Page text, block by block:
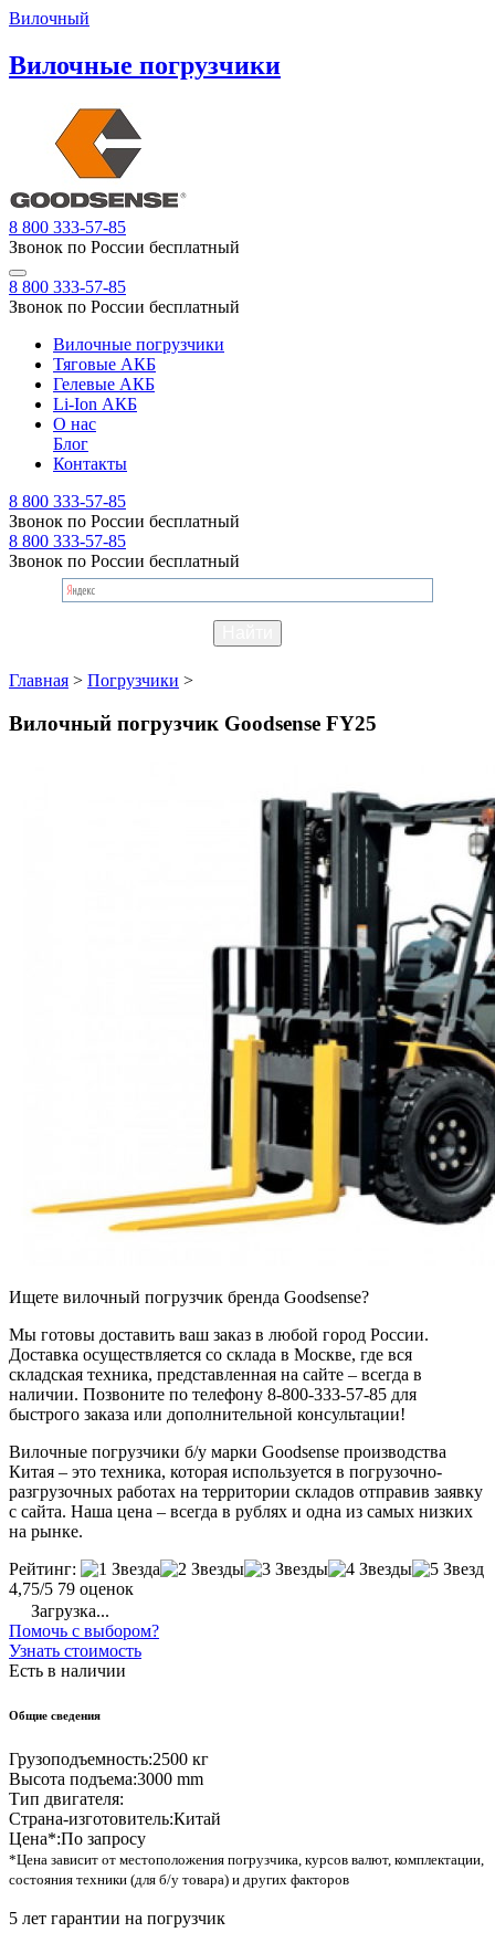
Вилочный
Вилочные погрузчики
8 800 333-57-85
Звонок по России бесплатный
8 800 333-57-85
Звонок по России бесплатный
Вилочные погрузчики
Тяговые АКБ
Гелевые АКБ
Li-Ion АКБ
О нас
Блог
Контакты
8 800 333-57-85
Звонок по России бесплатный
8 800 333-57-85
Звонок по России бесплатный
Главная > Погрузчики >
Вилочный погрузчик Goodsense FY25
Ищете вилочный погрузчик бренда Goodsense?
Мы готовы доставить ваш заказ в любой город России.
Доставка осуществляется со склада в Москве, где вся
складская техника, представленная на сайте – всегда в
наличии. Позвоните по телефону 8-800-333-57-85 для
быстрого заказа или дополнительной консультации!
Вилочные погрузчики б/у марки Goodsense производства
Китая – это техника, которая используется в погрузочно-
разгрузочных работах на территории складов отправив заявку
с сайта. Наша цена – всегда в рублях и одна из самых низких
на рынке.
Рейтинг:
4,75/5 79 оценок
Загрузка...
Помочь с выбором?
Узнать стоимость
Есть в наличии
Общие сведения
Грузоподъемность:2500 кг
Высота подъема:3000 mm
Тип двигателя:
Страна-изготовитель:Китай
Цена*:По запросу
*Цена зависит от местоположения погрузчика, курсов валют, комплектации,
состояния техники (для б/у товара) и других факторов
5 лет гарантии на погрузчик